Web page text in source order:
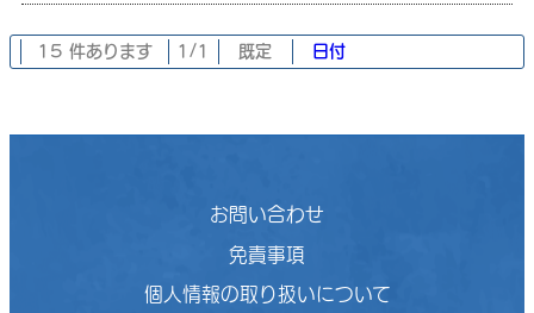
15 件あります 1/1 既定 日付
お問い合わせ
免責事項
個人情報の取り扱いについて